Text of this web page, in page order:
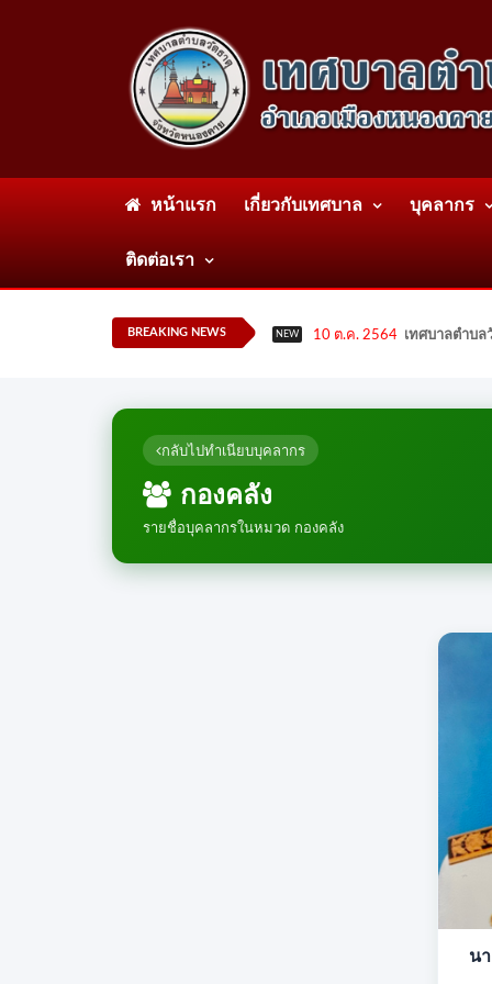
หน้าแรก เกี่ยวกับเทศบาล บุคลากร
ติดต่อเรา
BREAKING NEWS NEW 10 ต.ค. 2564 เทศบาลตำบล
กลับไปทำเนียบบุคลากร
กองคลัง
รายชื่อบุคลากรในหมวด กองคลัง
น